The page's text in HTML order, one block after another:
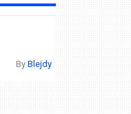
By Blejdy